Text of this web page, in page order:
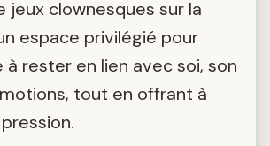
jeux clownesques sur la
espace privilégié pour
rester en lien avec soi, son
tout en offrant à